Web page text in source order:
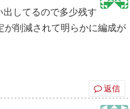
してるので多少残す
削減されて明らかに編成が
返信